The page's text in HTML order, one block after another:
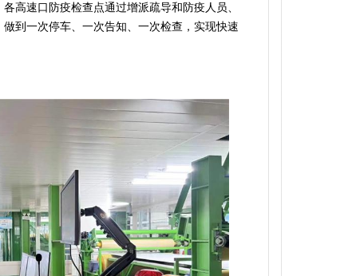
高速口防疫检查点通过增派疏导和防疫人员、
到一次停车、一次告知、一次检查，实现快速